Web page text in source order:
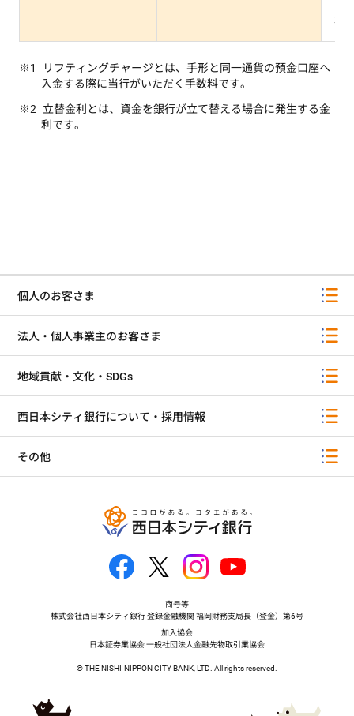
場
リフティングチャージとは、手形と同一通貨の預金口座へ
入金する際に当行がいただく手数料です。
立替金利とは、資金を銀行が立て替える場合に発生する金
利です。
個人のお客さま
法人・個人事業主のお客さま
地域貢献・文化・SDGs
西日本シティ銀行について・採用情報
その他
商号等
株式会社西日本シティ銀行 登録金融機関 福岡財務支局長（登金）第6号
加入協会
日本証券業協会 一般社団法人金融先物取引業協会
© THE NISHI-NIPPON CITY BANK, LTD. All rights reserved.